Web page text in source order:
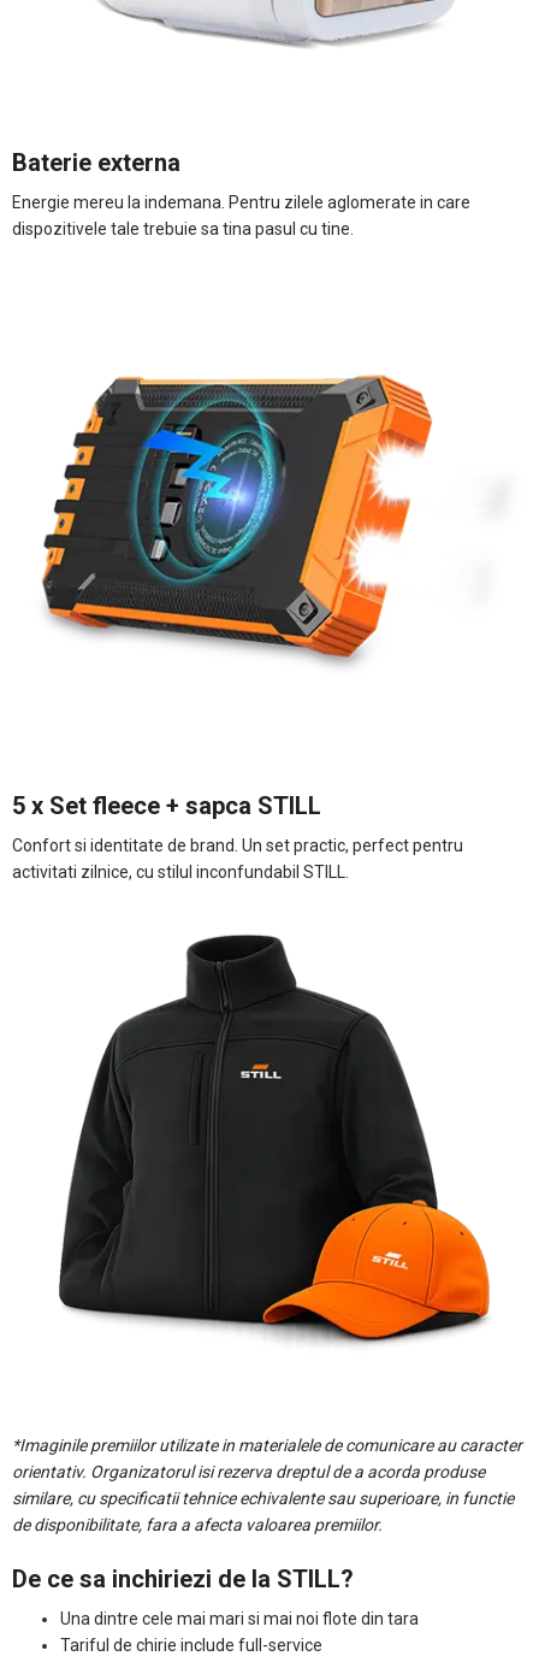
Baterie externa
Energie mereu la indemana. Pentru zilele aglomerate in care
dispozitivele tale trebuie sa tina pasul cu tine.
5 x Set fleece + sapca STILL
Confort si identitate de brand. Un set practic, perfect pentru
activitati zilnice, cu stilul inconfundabil STILL.
*Imaginile premiilor utilizate in materialele de comunicare au caracter
orientativ. Organizatorul isi rezerva dreptul de a acorda produse
similare, cu specificatii tehnice echivalente sau superioare, in functie
de disponibilitate, fara a afecta valoarea premiilor.
De ce sa inchiriezi de la STILL?
Una dintre cele mai mari si mai noi flote din tara
Tariful de chirie include full-service